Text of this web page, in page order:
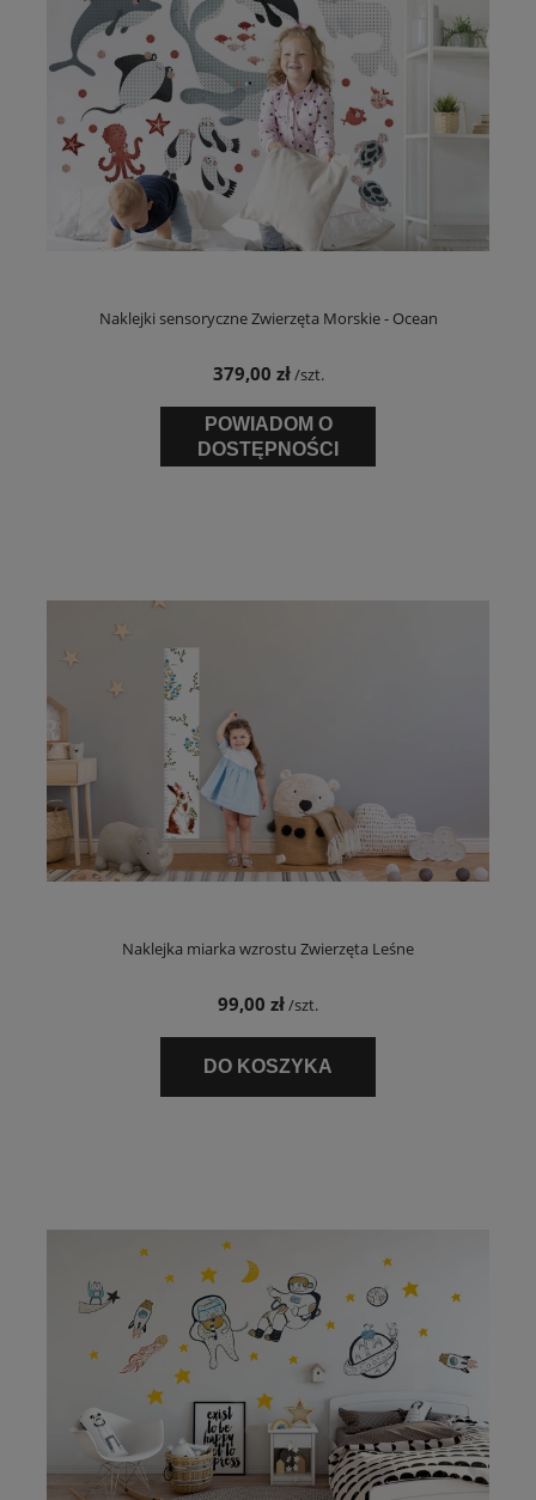
Naklejki sensoryczne Zwierzęta Morskie - Ocean
379,00 zł/szt.
POWIADOM O
DOSTĘPNOŚCI
Naklejka miarka wzrostu Zwierzęta Leśne
99,00 zł/szt.
DO KOSZYKA